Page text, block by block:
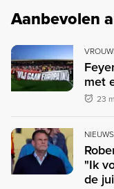
Aanbevolen
met
23
NIEUWS
"Ik
de